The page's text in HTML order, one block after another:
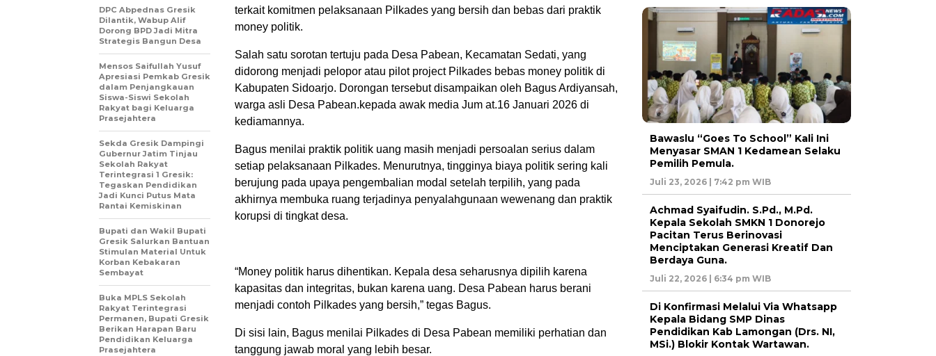
terkait komitmen pelaksanaan Pilkades yang bersih dan bebas dari praktik
money politik.
Salah satu sorotan tertuju pada Desa Pabean, Kecamatan Sedati, yang
didorong menjadi pelopor atau pilot project Pilkades bebas money politik di
Kabupaten Sidoarjo. Dorongan tersebut disampaikan oleh Bagus Ardiyansah,
warga asli Desa Pabean.kepada awak media Jum at.16 Januari 2026 di
kediamannya.
Bagus menilai praktik politik uang masih menjadi persoalan serius dalam
setiap pelaksanaan Pilkades. Menurutnya, tingginya biaya politik sering kali
berujung pada upaya pengembalian modal setelah terpilih, yang pada
akhirnya membuka ruang terjadinya penyalahgunaan wewenang dan praktik
korupsi di tingkat desa.
“Money politik harus dihentikan. Kepala desa seharusnya dipilih karena
kapasitas dan integritas, bukan karena uang. Desa Pabean harus berani
menjadi contoh Pilkades yang bersih,” tegas Bagus.
Di sisi lain, Bagus menilai Pilkades di Desa Pabean memiliki perhatian dan
tanggung jawab moral yang lebih besar.
DPC Abpednas Gresik
Dilantik, Wabup Alif
Dorong BPD Jadi Mitra
Strategis Bangun Desa
Mensos Saifullah Yusuf
Apresiasi Pemkab Gresik
dalam Penjangkauan
Siswa-Siswi Sekolah
Rakyat bagi Keluarga
Prasejahtera
Sekda Gresik Dampingi
Gubernur Jatim Tinjau
Sekolah Rakyat
Terintegrasi 1 Gresik:
Tegaskan Pendidikan
Jadi Kunci Putus Mata
Rantai Kemiskinan
Bupati dan Wakil Bupati
Gresik Salurkan Bantuan
Stimulan Material Untuk
Korban Kebakaran
Sembayat
Buka MPLS Sekolah
Rakyat Terintegrasi
Permanen, Bupati Gresik
Berikan Harapan Baru
Pendidikan Keluarga
Prasejahtera
Bawaslu “Goes To School” Kali Ini
Menyasar SMAN 1 Kedamean Selaku
Pemilih Pemula.
Juli 23, 2026 | 7:42 pm WIB
Achmad Syaifudin. S.Pd., M.Pd.
Kepala Sekolah SMKN 1 Donorejo
Pacitan Terus Berinovasi
Menciptakan Generasi Kreatif Dan
Berdaya Guna.
Juli 22, 2026 | 6:34 pm WIB
Di Konfirmasi Melalui Via Whatsapp
Kepala Bidang SMP Dinas
Pendidikan Kab Lamongan (Drs. NI,
MSi.) Blokir Kontak Wartawan.